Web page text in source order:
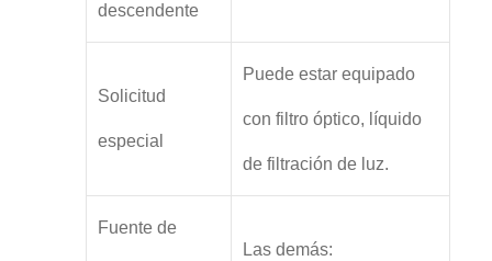
descendente
Solicitud
especial
Puede estar equipado
con filtro óptico, líquido
de filtración de luz.
Fuente de
Las demás: